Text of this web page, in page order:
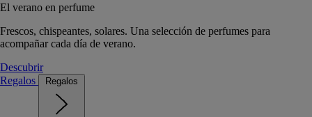
El verano en perfume
Frescos, chispeantes, solares. Una selección de perfumes para
acompañar cada día de verano.
Descubrir
Regalos
Regalos